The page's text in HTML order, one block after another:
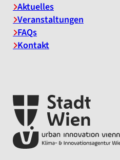
Aktuelles
Veranstaltungen
FAQs
Kontakt